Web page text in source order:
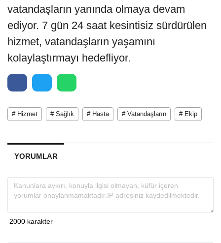
vatandaşların yanında olmaya devam
ediyor. 7 gün 24 saat kesintisiz sürdürülen
hizmet, vatandaşların yaşamını
kolaylaştırmayı hedefliyor.
# Hizmet # Sağlık # Hasta # Vatandaşların # Ekip
YORUMLAR